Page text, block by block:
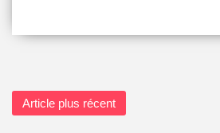
Article plus récent